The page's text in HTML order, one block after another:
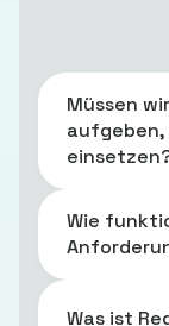
Müssen
aufgeben,
Wie
Was ist